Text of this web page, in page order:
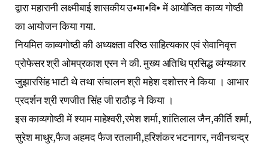
द्वारा महारानी लक्ष्मीबाई शासकीय उ•मा•वि• में आयोजित काव्य गोष्ठी
का आयोजन किया गया.
नियमित काव्यगोष्ठी की अध्यक्षता वरिष्ठ साहित्यकार एवं सेवानिवृत्त
प्रोफेसर श्री ओमप्रकाश एरन ने की. मुख्य अतिथि प्रसिद्ध व्यंग्यकार
जुझारसिंह भाटी थे तथा संचालन श्री महेश दशोत्तर ने किया । आभार
प्रदर्शन श्री रणजीत सिंह जी राठौड़ ने किया ।
इस काव्यगोष्ठी में श्याम माहेश्वरी,रमेश शर्मा, शांतिलाल जैन,कीर्ति शर्मा,
सुरेश माथुर,फैज अहमद फैज रतलामी,हरिशंकर भटनागर, नवीनचन्द्र